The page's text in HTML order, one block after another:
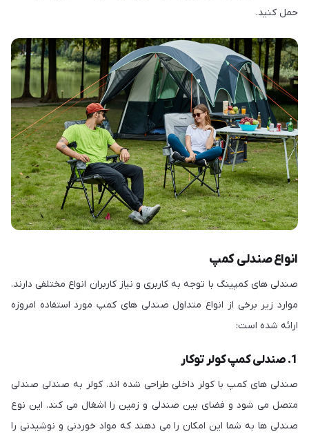
حمل کنید.
انواع صندلی کمپ
صندلی های کمپینگ با توجه به کاربری و نیاز کاربران انواع مختلفی دارند.
موارد زیر برخی از انواع متداول صندلی های کمپ مورد استفاده امروزه
ارائه شده است:
1. صندلی کمپ کولر توکار
صندلی های کمپ با کولر داخلی طراحی شده اند. کولر به صندلی صندلی
متصل می شود و فضای بین صندلی و زمین را اشغال می کند. این نوع
صندلی ها به شما این امکان را می دهند که مواد خوردنی و نوشیدنی را